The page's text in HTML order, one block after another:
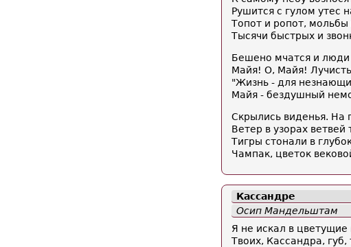
Рушится с гулом утес
Топот и ропот, мольбы
Тысячи быстрых и
Бешено мчатся и люди
Майя! О, Майя!
"Жизнь - для
Майя - бездушный
Скрылись виденья. На
Ветер в узорах ветвей
Тигры стонали в
Чампак, цветок
Кассандре
Осип Мандельштам
Я не искал в цветущие
Твоих, Кассандра, губ,